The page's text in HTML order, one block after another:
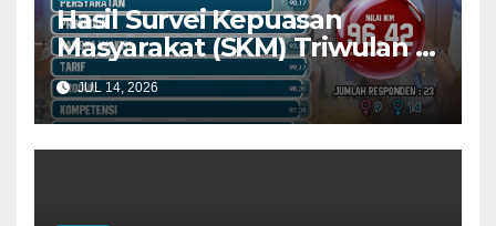
Hasil Survei Kepuasan
Masyarakat (SKM) Triwulan II
Tahun 2026: Tingkat Kualitas
Pelayanan Sangat Baik
JUL 14, 2026